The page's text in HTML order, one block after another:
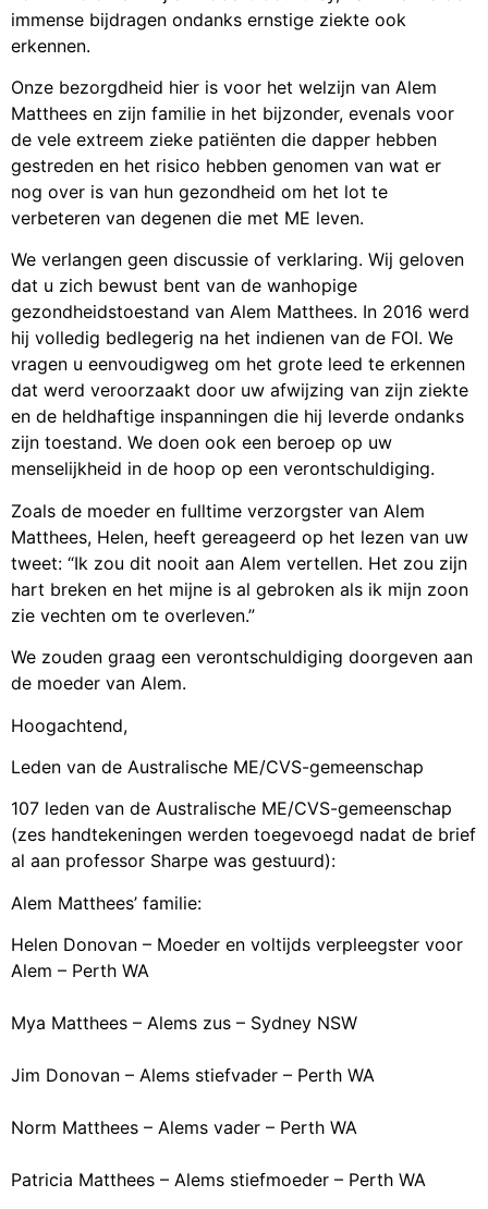
immense bijdragen ondanks ernstige ziekte ook
erkennen.
Onze bezorgdheid hier is voor het welzijn van Alem
Matthees en zijn familie in het bijzonder, evenals voor
de vele extreem zieke patiënten die dapper hebben
gestreden en het risico hebben genomen van wat er
nog over is van hun gezondheid om het lot te
verbeteren van degenen die met ME leven.
We verlangen geen discussie of verklaring. Wij geloven
dat u zich bewust bent van de wanhopige
gezondheidstoestand van Alem Matthees. In 2016 werd
hij volledig bedlegerig na het indienen van de FOI. We
vragen u eenvoudigweg om het grote leed te erkennen
dat werd veroorzaakt door uw afwijzing van zijn ziekte
en de heldhaftige inspanningen die hij leverde ondanks
zijn toestand. We doen ook een beroep op uw
menselijkheid in de hoop op een verontschuldiging.
Zoals de moeder en fulltime verzorgster van Alem
Matthees, Helen, heeft gereageerd op het lezen van uw
tweet: “Ik zou dit nooit aan Alem vertellen. Het zou zijn
hart breken en het mijne is al gebroken als ik mijn zoon
zie vechten om te overleven.”
We zouden graag een verontschuldiging doorgeven aan
de moeder van Alem.
Hoogachtend,
Leden van de Australische ME/CVS-gemeenschap
107 leden van de Australische ME/CVS-gemeenschap
(zes handtekeningen werden toegevoegd nadat de brief
al aan professor Sharpe was gestuurd):
Alem Matthees’ familie:
Helen Donovan – Moeder en voltijds verpleegster voor
Alem – Perth WA
Mya Matthees – Alems zus – Sydney NSW
Jim Donovan – Alems stiefvader – Perth WA
Norm Matthees – Alems vader – Perth WA
Patricia Matthees – Alems stiefmoeder – Perth WA